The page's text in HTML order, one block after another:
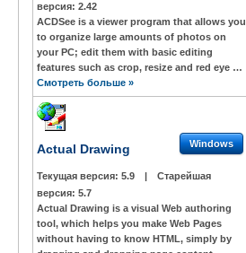
версия: 2.42
ACDSee is a viewer program that allows you
to organize large amounts of photos on
your PC; edit them with basic editing
features such as crop, resize and red eye …
Смотреть больше »
Actual Drawing Windows
Текущая версия: 5.9 |
Старейшая
версия: 5.7
Actual Drawing is a visual Web authoring
tool, which helps you make Web Pages
without having to know HTML, simply by